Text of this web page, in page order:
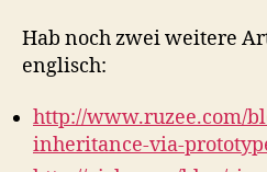
Hab noch zwei weitere
englisch:
http://www.ruzee.com/
inheritance-via-